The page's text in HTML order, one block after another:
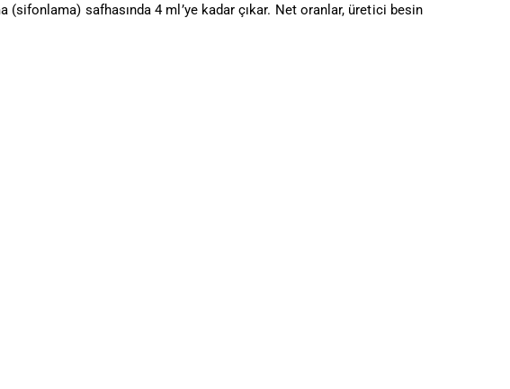
safhasında 4 ml’ye kadar çıkar. Net oranlar, üretici besin